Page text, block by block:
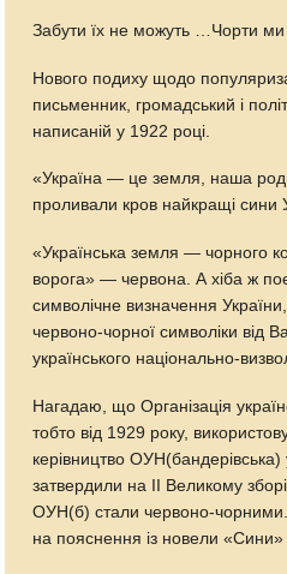
Забути їх не можуть …Чорти ми
Нового подиху щодо
письменник, громадський і
написаній у 1922 році.
«Україна — це земля, наша
проливали кров найкращі сини
«Українська земля — чорного
ворога» — червона. А хіба ж
символічне визначення
червоно-чорної символіки від
українського національно-
Нагадаю, що Організація
тобто від 1929 року,
керівництво
затвердили на II Великому
ОУН(б) стали червоно-
на пояснення із новели